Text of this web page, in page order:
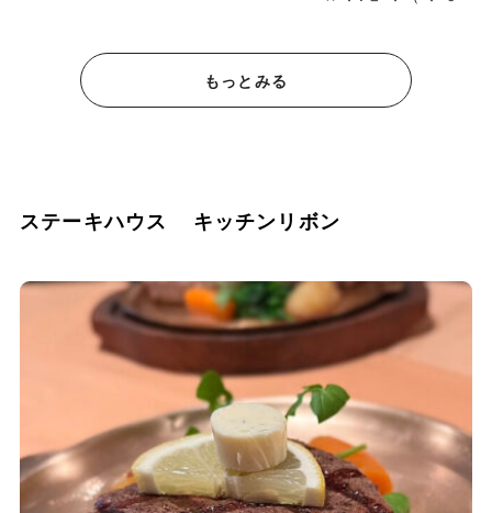
もっとみる
ステーキハウス キッチンリボン